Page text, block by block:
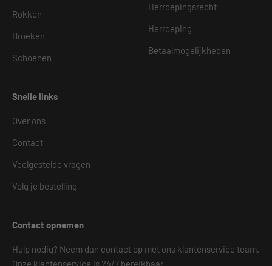
Rokken
Broeken
Schoenen
Herroepingsrecht
Herroeping
Betaalmogelijkheden
Snelle links
Over ons
Contact
Veelgestelde vragen
Volg je bestelling
Contact opnemen
Hulp nodig? Neem dan contact op met ons klantenservice team.
Onze klantenservice is 24/7 bereikbaar.